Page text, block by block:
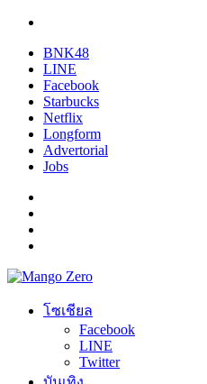
BNK48
LINE
Facebook
Starbucks
Netflix
Longform
Advertorial
Jobs
โซเชียล
Facebook
LINE
Twitter